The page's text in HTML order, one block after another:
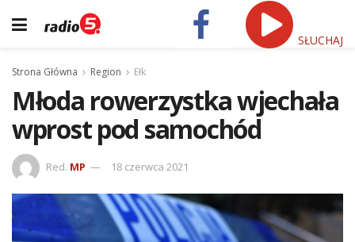
SŁUCHAJ
Strona Główna Region Ełk
Młoda rowerzystka wjechała
wprost pod samochód
Red. MP 18 czerwca 2021